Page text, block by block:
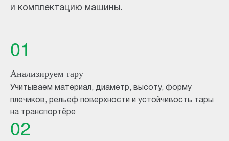
и комплектацию машины.
01
Анализируем тару
Учитываем материал, диаметр, высоту, форму
плечиков, рельеф поверхности и устойчивость тары
на транспортёре
02